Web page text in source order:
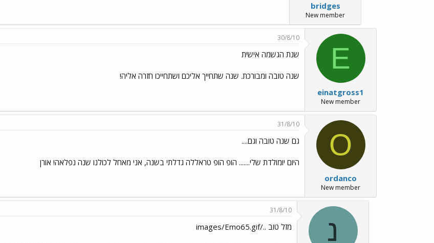
bridges
New member
E
einatgross1
New member
30/8/10
שנת הגשמה אישית
שנה טובה ומבורכת. שנה שתחייך אליכם ושתחייכו חזרה אליה!
O
ordanco
New member
31/8/10
גם שנה טובה וגם....
היום יומולדת שלי....... הופ הופ טראללה גדלתי בשנה, אני מאחל לכולנו שנה נפלאה! אורן
נ
31/8/10
מזל טוב ../images/Emo65.gif